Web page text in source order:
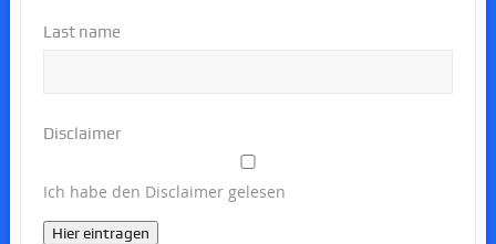
Last name
Disclaimer
Ich habe den Disclaimer gelesen
Hier eintragen